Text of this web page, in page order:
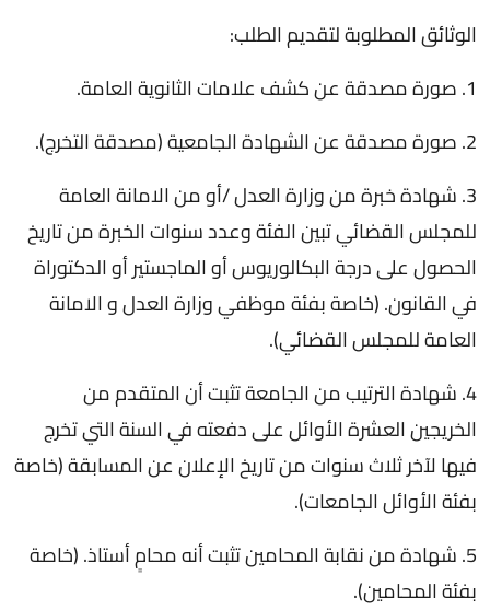
الوثائق المطلوبة لتقديم الطلب:
1. صورة مصدقة عن كشف علامات الثانوية العامة.
2. صورة مصدقة عن الشهادة الجامعية (مصدقة التخرج).
3. شهادة خبرة من وزارة العدل /أو من الامانة العامة
للمجلس القضائي تبين الفئة وعدد سنوات الخبرة من تاريخ
الحصول على درجة البكالوريوس أو الماجستير أو الدكتوراة
في القانون. (خاصة بفئة موظفي وزارة العدل و الامانة
العامة للمجلس القضائي).
4. شهادة الترتيب من الجامعة تثبت أن المتقدم من
الخريجين العشرة الأوائل على دفعته في السنة التي تخرج
فيها لآخر ثلاث سنوات من تاريخ الإعلان عن المسابقة (خاصة
بفئة الأوائل الجامعات).
5. شهادة من نقابة المحامين تثبت أنه محامٍ أستاذ. (خاصة
بفئة المحامين).